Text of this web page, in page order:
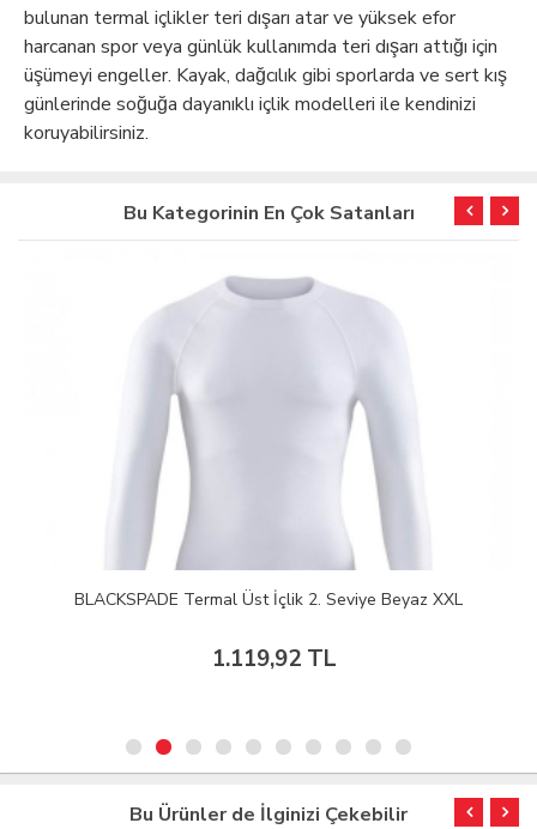
bulunan termal içlikler teri dışarı atar ve yüksek efor
harcanan spor veya günlük kullanımda teri dışarı attığı için
üşümeyi engeller. Kayak, dağcılık gibi sporlarda ve sert kış
günlerinde soğuğa dayanıklı içlik modelleri ile kendinizi
koruyabilirsiniz.
Bu Kategorinin En Çok Satanları
BLACKSPADE Termal Üst İçlik 2. Seviye Beyaz XXL
1.119,92 TL
Bu Ürünler de İlginizi Çekebilir